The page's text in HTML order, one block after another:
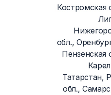
Костромская
обл.,
Пензенская
Татарстан,
обл.,